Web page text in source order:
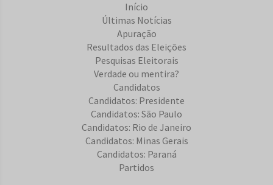
Início
Últimas Notícias
Apuração
Resultados das Eleições
Pesquisas Eleitorais
Verdade ou mentira?
Candidatos
Candidatos: Presidente
Candidatos: São Paulo
Candidatos: Rio de Janeiro
Candidatos: Minas Gerais
Candidatos: Paraná
Partidos